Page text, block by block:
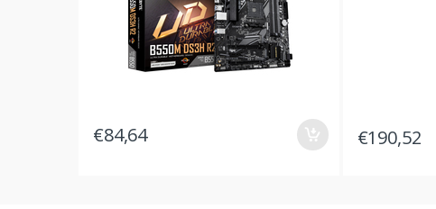
€84,64 €190,52